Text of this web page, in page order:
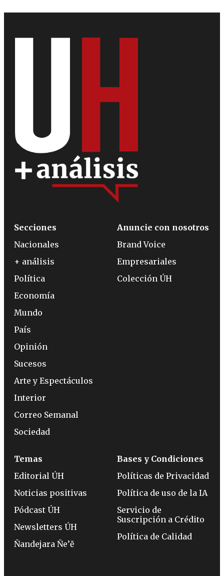
Secciones
Nacionales
+ análisis
Política
Economía
Mundo
País
Opinión
Sucesos
Arte y Espectáculos
Interior
Correo Semanal
Sociedad
Anuncie con nosotros
Brand Voice
Empresariales
Colección ÚH
Temas
Editorial ÚH
Noticias positivas
Pódcast ÚH
Newsletters ÚH
Ñandejara Ñe’ẽ
Bases y Condiciones
Políticas de Privacidad
Política de uso de la IA
Servicio de
Suscripción a Crédito
Política de Calidad